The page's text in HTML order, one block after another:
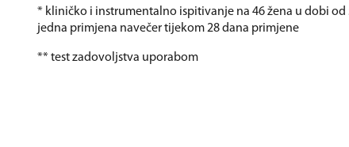
* kliničko i instrumentalno ispitivanje na 46 žena u dobi od
jedna primjena navečer tijekom 28 dana primjene
** test zadovoljstva uporabom